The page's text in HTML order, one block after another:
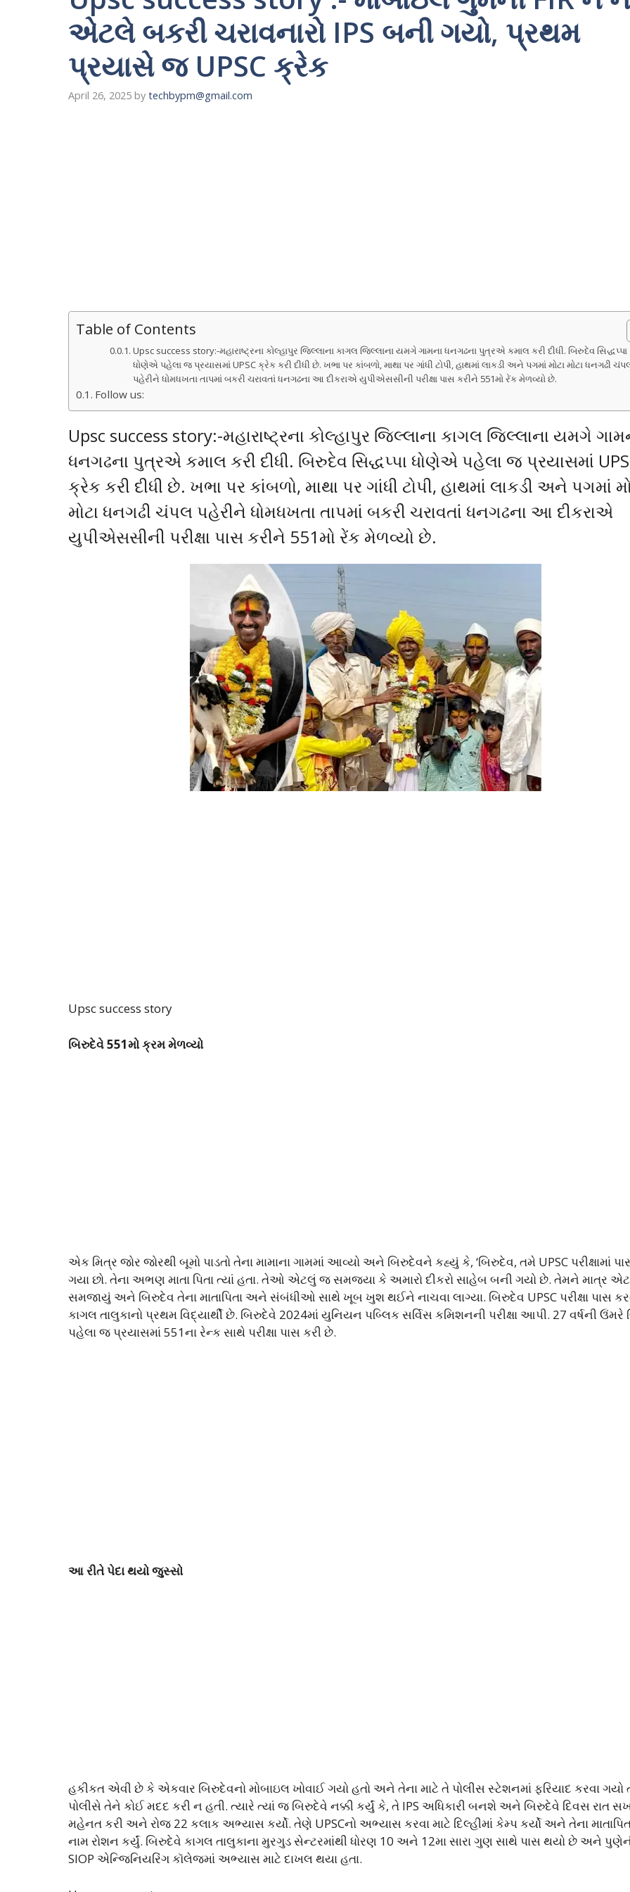
એટલે બકરી ચરાવનારો IPS બની ગયો, પ્રથમ
પ્રયાસે જ UPSC ક્રેક
April 26, 2025 by techbypm@gmail.com
Table of Contents
Upsc success story:-મહારાષ્ટ્રના કોલ્હાપુર જિલ્લાના કાગલ જિલ્લાના યમગે ગામના ધનગઢના પુત્રએ કમાલ કરી દીધી. બિરુદેવ સિદ્ધપ્પા
ધોણેએ પહેલા જ પ્રયાસમાં UPSC ક્રેક કરી દીધી છે. ખભા પર કાંબળો, માથા પર ગાંધી ટોપી, હાથમાં લાકડી અને પગમાં મોટા મોટા ધનગઢી
પહેરીને ધોમધખતા તાપમાં બકરી ચરાવતાં ધનગઢના આ દીકરાએ યુપીએસસીની પરીક્ષા પાસ કરીને 551મો રેંક મેળવ્યો છે.
Follow us:
Upsc success story:-મહારાષ્ટ્રના કોલ્હાપુર જિલ્લાના કાગલ જિલ્લાના યમગે
ધનગઢના પુત્રએ કમાલ કરી દીધી. બિરુદેવ સિદ્ધપ્પા ધોણેએ પહેલા જ પ્રયાસમાં
ક્રેક કરી દીધી છે. ખભા પર કાંબળો, માથા પર ગાંધી ટોપી, હાથમાં લાકડી અને પગમાં
મોટા ધનગઢી ચંપલ પહેરીને ધોમધખતા તાપમાં બકરી ચરાવતાં ધનગઢના આ દીકરાએ
યુપીએસસીની પરીક્ષા પાસ કરીને 551મો રેંક મેળવ્યો છે.
Upsc success story
બિરુદેવે 551મો ક્રમ મેળવ્યો
એક મિત્ર જોર જોરથી બૂમો પાડતો તેના મામાના ગામમાં આવ્યો અને બિરુદેવને કહ્યું કે, ‘બિરુદેવ, તમે UPSC પરીક્ષામાં
ગયા છો. તેના અભણ માતા પિતા ત્યાં હતા. તેઓ એટલું જ સમજ્યા કે અમારો દીકરો સાહેબ બની ગયો છે. તેમને માત્ર
સમજાયું અને બિરુદેવ તેના માતાપિતા અને સંબંધીઓ સાથે ખૂબ ખુશ થઈને નાચવા લાગ્યા. બિરુદેવ UPSC પરીક્ષા પાસ
કાગલ તાલુકાનો પ્રથમ વિદ્યાર્થી છે. બિરુદેવે 2024માં યુનિયન પબ્લિક સર્વિસ કમિશનની પરીક્ષા આપી. 27 વર્ષની ઉંમરે
પહેલા જ પ્રયાસમાં 551ના રેન્ક સાથે પરીક્ષા પાસ કરી છે.
આ રીતે પેદા થયો જુસ્સો
હકીકત એવી છે કે એકવાર બિરુદેવનો મોબાઇલ ખોવાઈ ગયો હતો અને તેના માટે તે પોલીસ સ્ટેશનમાં ફરિયાદ કરવા ગયો
પોલીસે તેને કોઈ મદદ કરી ન હતી. ત્યારે ત્યાં જ બિરુદેવે નક્કી કર્યું કે, તે IPS અધિકારી બનશે અને બિરુદેવે દિવસ રાત
મહેનત કરી અને રોજ 22 કલાક અભ્યાસ કર્યો. તેણે UPSCનો અભ્યાસ કરવા માટે દિલ્હીમાં કેમ્પ કર્યો અને તેના
નામ રોશન કર્યું. બિરુદેવે કાગલ તાલુકાના મુરગુડ સેન્ટરમાંથી ધોરણ 10 અને 12મા સારા ગુણ સાથે પાસ થયો છે અને
SIOP એન્જિનિયરિંગ કૉલેજમાં અભ્યાસ માટે દાખલ થયા હતા.